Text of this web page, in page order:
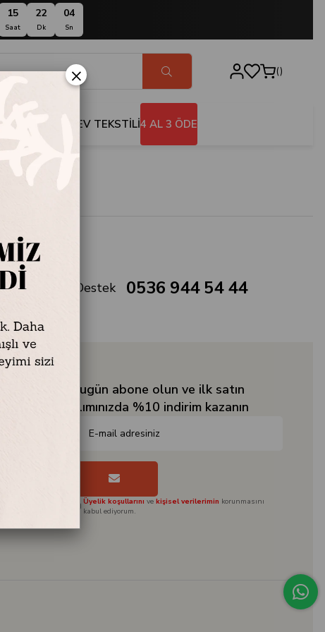
15
Saat
22
Dk
04
Sn
EV TEKSTİLİ4 AL 3 ÖDE
Müşteri Destek 0536 944 54 44
Bugün abone olun ve ilk satın
alımınızda %10 indirim kazanın
Üyelik koşullarını vekişisel verilerimin korunmasını
kabul ediyorum.
×